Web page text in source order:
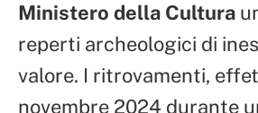
Ministero della Cultura
reperti archeologici di
valore. I ritrovamenti,
novembre 2024 durante